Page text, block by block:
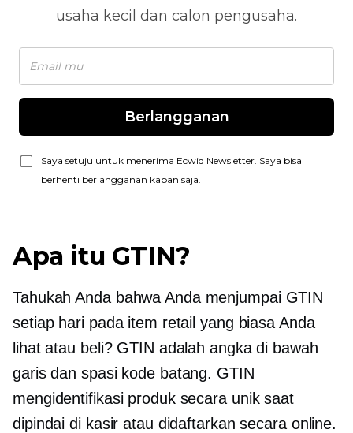
usaha kecil dan calon pengusaha.
Berlangganan
Saya setuju untuk menerima Ecwid Newsletter. Saya bisa
berhenti berlangganan kapan saja.
Apa itu GTIN?
Tahukah Anda bahwa Anda menjumpai GTIN
setiap hari pada item retail yang biasa Anda
lihat atau beli? GTIN adalah angka di bawah
garis dan spasi kode batang. GTIN
mengidentifikasi produk secara unik saat
dipindai di kasir atau didaftarkan secara online.